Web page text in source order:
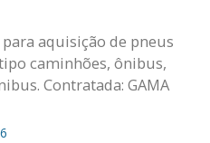
aquisição de pneus
caminhões, ônibus,
Contratada: GAMA